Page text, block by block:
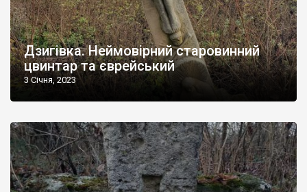
Дзигівка. Неймовірний старовинний
цвинтар та єврейський
3 Січня, 2023